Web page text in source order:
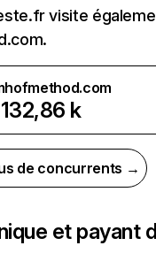
visite
132,86 k
de concurrents →
et payant